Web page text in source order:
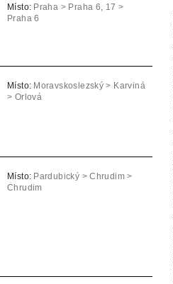
Místo: Praha > Praha 6, 17 >
Praha 6
Místo: Moravskoslezský > Karviná
> Orlová
Místo: Pardubický > Chrudim >
Chrudim